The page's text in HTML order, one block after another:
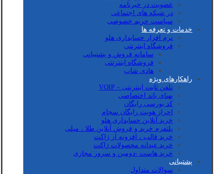
عضویت در خبرنامه
در شبکه های اجتماعی
سیاست حریم خصوصی
خدمات و تعرفه ها
نرم افزار حسابداری هلو
فروشگاه اینترنتی
سامانه فروش و پشتیبانی
فروشگاه اینترنتی
هادی شاپ
راهکارهای ویژه
تلفن ثابت اینترنتی – VOIP
پهنای باند اختصاصی
کد بورسی رایگان
احراز هویت رایگان سجام
خرید آنلاین حسابداری هلو
پلتفرم خرید و فروش آنلاین طلا ، میلی
خرید قالب ، افزونه از ژاکت
خرید عیدانه محصولات ژاکت
خرید هاست -دومین و سرور مجازی
پشتیبانی
سوالات متداول